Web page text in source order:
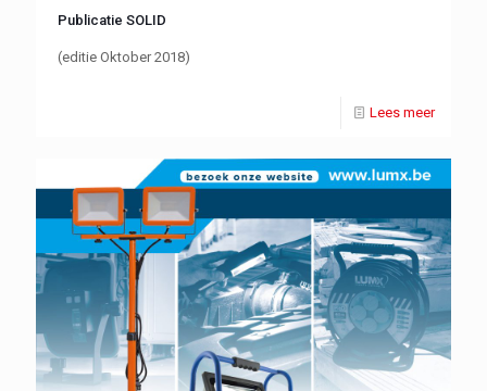
Publicatie SOLID
(editie Oktober 2018)
Lees meer